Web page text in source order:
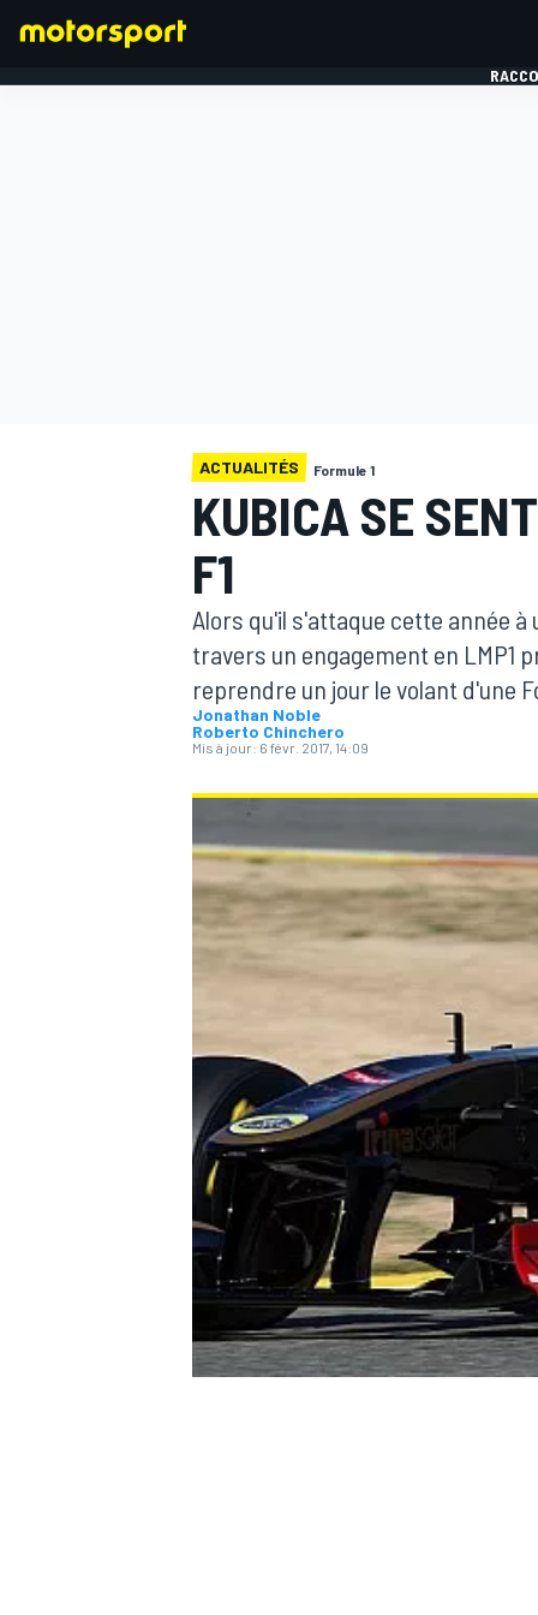
MOTOGP
WRC
ACTUALITÉS Formule 1
KUBICA SE
F1
Alors qu'il s'attaque cette année
travers un engagement en LMP1
reprendre un jour le volant d'une
Jonathan Noble
Roberto Chinchero
Mis à jour: 6 févr. 2017, 14:09